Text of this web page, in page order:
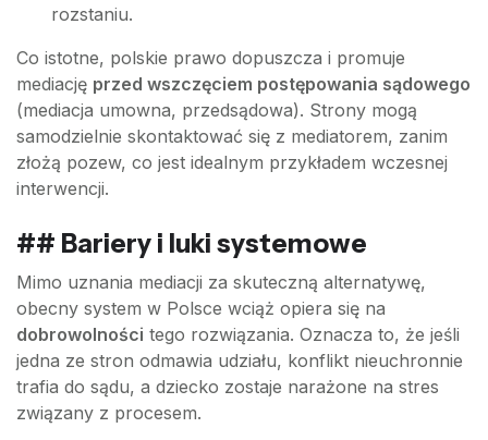
rozstaniu.
Co istotne, polskie prawo dopuszcza i promuje
mediację przed wszczęciem postępowania sądowego
(mediacja umowna, przedsądowa). Strony mogą
samodzielnie skontaktować się z mediatorem, zanim
złożą pozew, co jest idealnym przykładem wczesnej
interwencji.
## Bariery i luki systemowe
Mimo uznania mediacji za skuteczną alternatywę,
obecny system w Polsce wciąż opiera się na
dobrowolności tego rozwiązania. Oznacza to, że jeśli
jedna ze stron odmawia udziału, konflikt nieuchronnie
trafia do sądu, a dziecko zostaje narażone na stres
związany z procesem.